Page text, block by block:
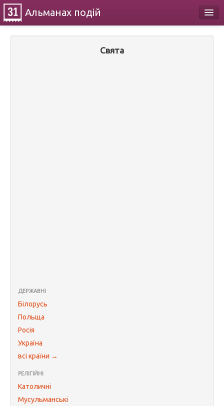
Альманах подій
Свята
ДЕРЖАВНІ
Білорусь
Польща
Росія
Україна
всі країни →
РЕЛІГІЙНІ
Католичні
Мусульманські